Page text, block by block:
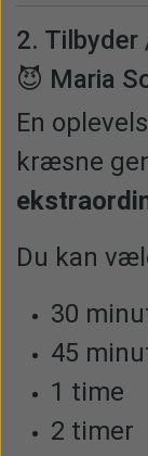
2. Tilbyder
😈 Maria
En
kræsne
Du kan
30
45
1 time
2 timer